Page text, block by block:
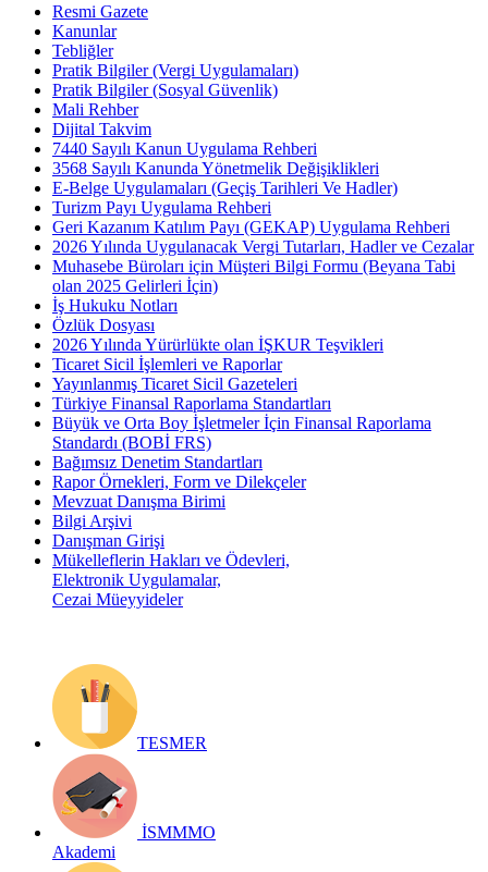
Resmi Gazete
Kanunlar
Tebliğler
Pratik Bilgiler (Vergi Uygulamaları)
Pratik Bilgiler (Sosyal Güvenlik)
Mali Rehber
Dijital Takvim
7440 Sayılı Kanun Uygulama Rehberi
3568 Sayılı Kanunda Yönetmelik Değişiklikleri
E-Belge Uygulamaları (Geçiş Tarihleri Ve Hadler)
Turizm Payı Uygulama Rehberi
Geri Kazanım Katılım Payı (GEKAP) Uygulama Rehberi
2026 Yılında Uygulanacak Vergi Tutarları, Hadler ve Cezalar
Muhasebe Büroları için Müşteri Bilgi Formu (Beyana Tabi
olan 2025 Gelirleri İçin)
İş Hukuku Notları
Özlük Dosyası
2026 Yılında Yürürlükte olan İŞKUR Teşvikleri
Ticaret Sicil İşlemleri ve Raporlar
Yayınlanmış Ticaret Sicil Gazeteleri
Türkiye Finansal Raporlama Standartları
Büyük ve Orta Boy İşletmeler İçin Finansal Raporlama
Standardı (BOBİ FRS)
Bağımsız Denetim Standartları
Rapor Örnekleri, Form ve Dilekçeler
Mevzuat Danışma Birimi
Bilgi Arşivi
Danışman Girişi
Mükelleflerin Hakları ve Ödevleri,
Elektronik Uygulamalar,
Cezai Müeyyideler
TESMER
İSMMMO
Akademi